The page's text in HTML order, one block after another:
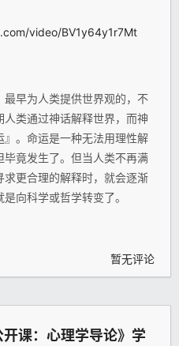
video/BV1y64y1r7Mt
早为人类提供世界观的，不
类通过神话解释世界，而神
。命运是一种无法用理性解
竟发生了。但当人类不再满
求更合理的解释时，就会逐渐
向科学或哲学转变了。
暂无评论
课：心理学导论》学